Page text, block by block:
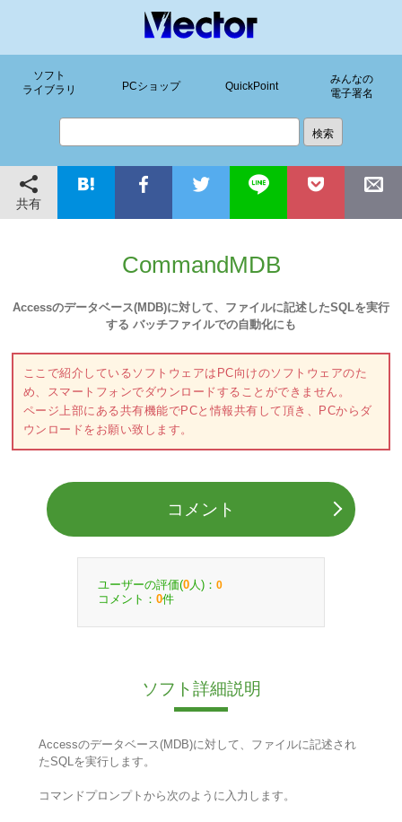
ソフト
ライブラリ
PCショップ QuickPoint
みんなの
電子署名
共有
CommandMDB
Accessのデータベース(MDB)に対して、ファイルに記述したSQLを実行
する バッチファイルでの自動化にも
ここで紹介しているソフトウェアはPC向けのソフトウェアのた
め、スマートフォンでダウンロードすることができません。
ページ上部にある共有機能でPCと情報共有して頂き、PCからダ
ウンロードをお願い致します。
コメント
ユーザーの評価(0 人)： 0
コメント： 0件
ソフト詳細説明
Accessのデータベース(MDB)に対して、ファイルに記述され
たSQLを実行します。
コマンドプロンプトから次のように入力します。